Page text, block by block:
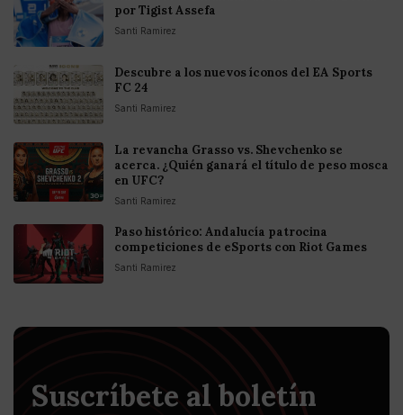
por Tigist Assefa
Santi Ramirez
Descubre a los nuevos íconos del EA Sports
FC 24
Santi Ramirez
La revancha Grasso vs. Shevchenko se
acerca. ¿Quién ganará el título de peso mosca
en UFC?
Santi Ramirez
Paso histórico: Andalucía patrocina
competiciones de eSports con Riot Games
Santi Ramirez
Suscríbete al boletín